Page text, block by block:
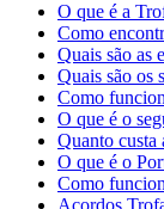
O que é a
Como
Quais são as
Quais são os
Como
O que é o
Quanto custa
O que é o
Como
Acordos